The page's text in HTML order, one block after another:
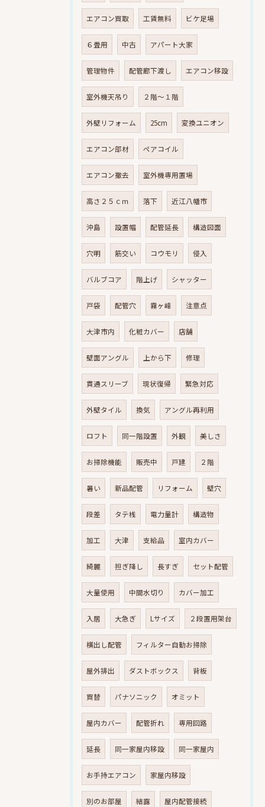
エアコン買取 工賃無料 ビケ足場
６畳用 中古 アパート大家
管理物件 配管廊下渡し エアコン移設
室外機天吊り ２階～１階
外壁リフォーム 25cm 変換ユニオン
エアコン部材 ペアコイル
エアコン撤去 室外機専用置場
高さ２５ｃｍ 落下 近江八幡市
沖島 設置幅 配管延長 構造図面
穴明 筋交い コウモリ 侵入
バルブコア 階上げ シャッター
戸袋 配管穴 霧ヶ峰 注意点
大津市内 化粧カバー 店舗
壁面アングル 上から下 修理
貫通スリーブ 現状復帰 緊急対応
外壁タイル 換気 アングル再利用
ロフト 同一階設置 外観 美しさ
お掃除機能 販売中 戸建 ２階
暑い 新品配管 リフォーム 壁穴
段差 タテ桟 電力量計 構造物
加工 大津 支給品 室内カバー
綺麗 担ぎ降し 長すぎ セット配管
大量使用 中間水切り カバー加工
入居 大急ぎ Lサイズ ２段置用架台
横出し配管 フィルター自動お掃除
屋外排出 ダストボックス 背板
買替 パナソニック オミット
屋内カバー 配管折れ 専用回路
延長 同一家屋内移設 同一家屋内
お手持エアコン 家屋内移設
別のお部屋 結露 屋内配管接続